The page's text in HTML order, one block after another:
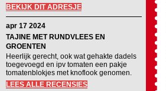
BEKIJK DIT ADRESJE
apr 17 2024
TAJINE MET RUNDVLEES EN
GROENTEN
Heerlijk gerecht, ook wat gehakte dadels
toegevoegd en ipv tomaten een pakje
tomatenblokjes met knoflook genomen.
LEES ALLE RECENSIES